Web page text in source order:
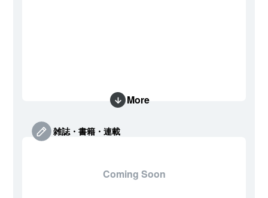
More
雑誌・書籍・連載
Coming Soon